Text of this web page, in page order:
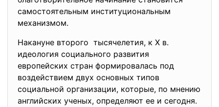
самостоятельным институциональным
механизмом.
Накануне второго тысячелетия, к X в.
идеология социального развития
европейских стран формировалась под
воздействием двух основных типов
социальной организации, которые, по мнению
английских ученых, определяют ее и сегодня.